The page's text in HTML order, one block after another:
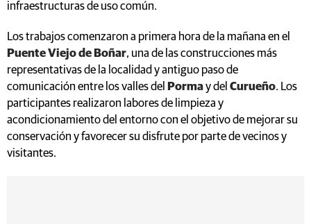
infraestructuras de uso común.
Los trabajos comenzaron a primera hora de la mañana en el
Puente Viejo de Boñar, una de las construcciones más
representativas de la localidad y antiguo paso de
comunicación entre los valles del
Pormay del Curueño. Los
participantes realizaron labores de limpieza y
acondicionamiento del entorno con el objetivo de mejorar su
conservación y favorecer su disfrute por parte de vecinos y
visitantes.